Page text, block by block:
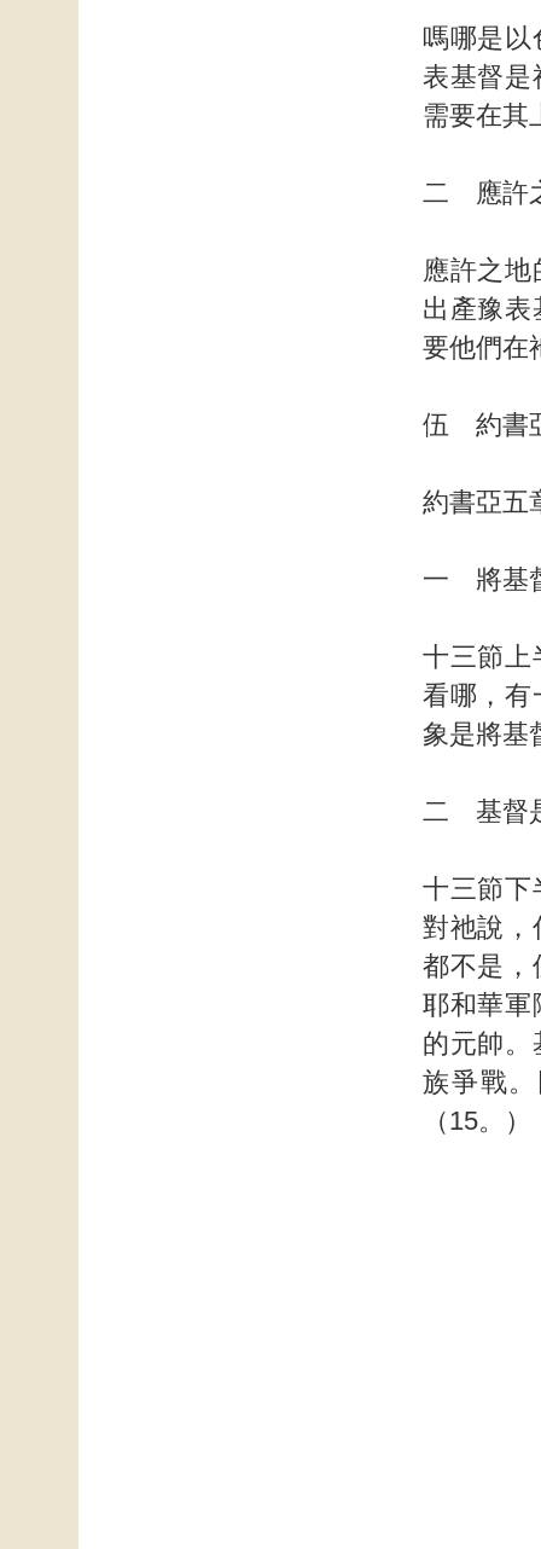
嗎哪是以
表基督是
需要在其
二 應許
應許之
出產豫表
要他們在
伍 約書
約書亞五
一 將基
十三節上
看哪，有
象是將基
二 基督
十三節下
對祂說，
都不是，
耶和華軍
的元帥。
族爭戰
（15。）